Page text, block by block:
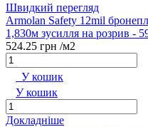
Швидкий перегляд
Armolan Safety 12mil
1,830м зусилля на розрив -
524.25 грн /м2
У кошик
У кошик
Докладніше